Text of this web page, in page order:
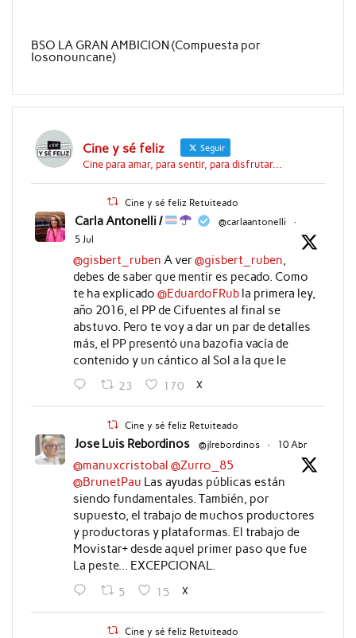
BSO LA GRAN AMBICION (Compuesta por
Iosonouncane)
Cine y sé feliz Seguir
Cine para amar, para sentir, para disfrutar...
Cine y sé feliz Retuiteado
Carla Antonelli / @carlaantonelli
·
5 Jul
@gisbert_ruben A ver@gisbert_ruben,
debes de saber que mentir es pecado. Como
te ha explicado @EduardoFRubla primera ley,
año 2016, el PP de Cifuentes al final se
abstuvo. Pero te voy a dar un par de detalles
más, el PP presentó una bazofia vacía de
contenido y un cántico al Sol a la que le
23 170 X
Cine y sé feliz Retuiteado
Jose Luis Rebordinos @jlrebordinos · 10 Abr
@manuxcristobal @Zurro_85
@BrunetPau Las ayudas públicas están
siendo fundamentales. También, por
supuesto, el trabajo de muchos productores
y productoras y plataformas. El trabajo de
Movistar+ desde aquel primer paso que fue
La peste... EXCEPCIONAL.
5 15 X
Cine y sé feliz Retuiteado